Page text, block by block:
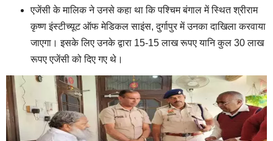
एजेंसी के मालिक ने उनसे कहा था कि पश्चिम बंगाल में स्थित श्रीराम
कृष्ण इंस्टीच्यूट ऑफ मेडिकल साइंस, दुर्गापुर में उनका दाखिला करवाया
जाएगा। इसके लिए उनके द्वारा 15-15 लाख रूपए यानि कुल 30 लाख
रूपए एजेंसी को दिए गए थे।